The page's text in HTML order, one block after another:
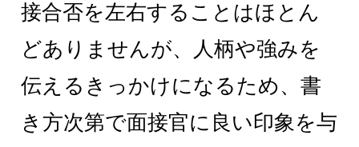
接合否を左右することはほとん
どありませんが、人柄や強みを
伝えるきっかけになるため、書
き方次第で面接官に良い印象を与